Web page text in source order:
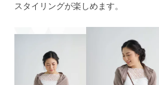
スタイリングが楽しめます。